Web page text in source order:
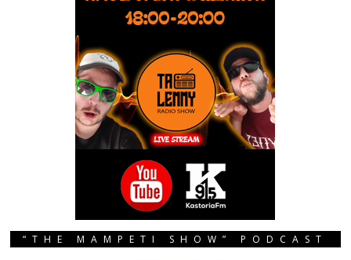
“THE MAMPETI SHOW” PODCAST